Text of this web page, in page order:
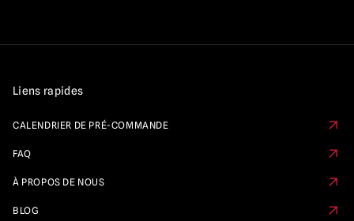
Liens rapides
CALENDRIER DE PRÉ-COMMANDE
FAQ
À PROPOS DE NOUS
BLOG